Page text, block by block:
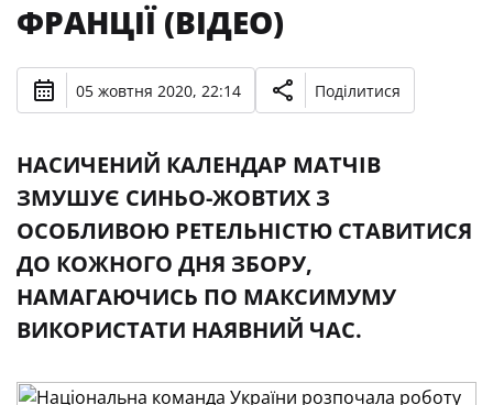
ФРАНЦІЇ (ВІДЕО)
05 жовтня 2020, 22:14 Поділитися
НАСИЧЕНИЙ КАЛЕНДАР МАТЧІВ
ЗМУШУЄ СИНЬО-ЖОВТИХ З
ОСОБЛИВОЮ РЕТЕЛЬНІСТЮ СТАВИТИСЯ
ДО КОЖНОГО ДНЯ ЗБОРУ,
НАМАГАЮЧИСЬ ПО МАКСИМУМУ
ВИКОРИСТАТИ НАЯВНИЙ ЧАС.